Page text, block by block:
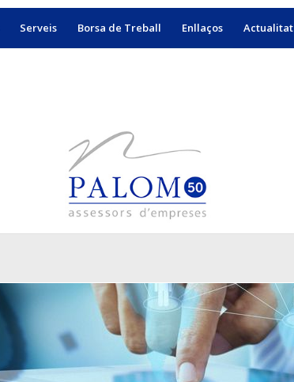
Serveis Borsa de Treball Enllaços Actualitat